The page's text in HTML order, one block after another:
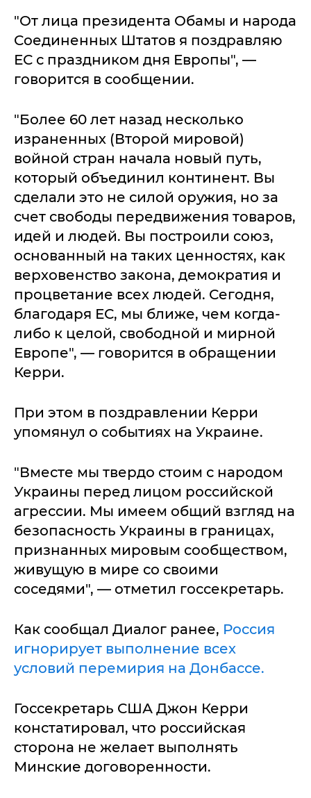
"От лица президента Обамы и народа
Соединенных Штатов я поздравляю
ЕС с праздником дня Европы", —
говорится в сообщении.
"Более 60 лет назад несколько
израненных (Второй мировой)
войной стран начала новый путь,
который объединил континент. Вы
сделали это не силой оружия, но за
счет свободы передвижения товаров,
идей и людей. Вы построили союз,
основанный на таких ценностях, как
верховенство закона, демократия и
процветание всех людей. Сегодня,
благодаря ЕС, мы ближе, чем когда-
либо к целой, свободной и мирной
Европе", — говорится в обращении
Керри.
При этом в поздравлении Керри
упомянул о событиях на Украине.
"Вместе мы твердо стоим с народом
Украины перед лицом российской
агрессии. Мы имеем общий взгляд на
безопасность Украины в границах,
признанных мировым сообществом,
живущую в мире со своими
соседями", — отметил госсекретарь.
Как сообщал Диалог ранее, Россия
игнорирует выполнение всех
условий перемирия на Донбассе.
Госсекретарь США Джон Керри
констатировал, что российская
сторона не желает выполнять
Минские договоренности.